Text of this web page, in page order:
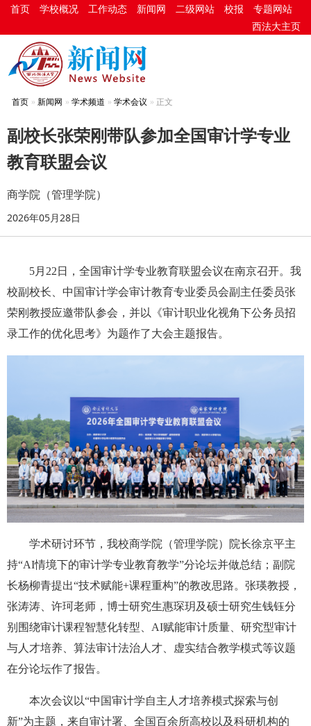
首页 学校概况 工作动态 新闻网 二级网站 校报
专题网站
西法大主页
首页 新闻网 学术频道 学术会议 正文
副校长张荣刚带队参加全国审计学专业
教育联盟会议
商学院（管理学院）
2026年05月28日
5月22日，全国审计学专业教育联盟会议在南京召开。我
校副校长、中国审计学会审计教育专业委员会副主任委员张
荣刚教授应邀带队参会，并以《审计职业化视角下公务员招
录工作的优化思考》为题作了大会主题报告。
学术研讨环节，我校商学院（管理学院）院长徐京平主
持“AI情境下的审计学专业教育教学”分论坛并做总结；副院
长杨柳青提出“技术赋能+课程重构”的教改思路。张瑛教授，
张涛涛、许珂老师，博士研究生惠琛玥及硕士研究生钱钰分
别围绕审计课程智慧化转型、AI赋能审计质量、研究型审计
与人才培养、算法审计法治人才、虚实结合教学模式等议题
在分论坛作了报告。
本次会议以“中国审计学自主人才培养模式探索与创
新”为主题，来自审计署、全国百余所高校以及科研机构的